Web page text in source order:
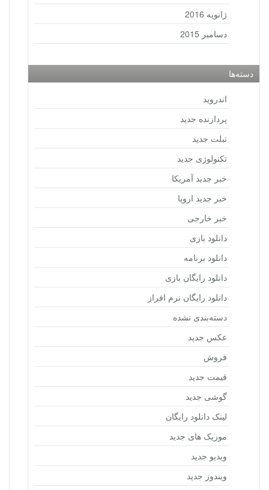
ژانویه 2016
دسامبر 2015
دسته‌ها
اندروید
پردازنده جدید
تبلت جدید
تکنولوژی جدید
خبر جدید آمریکا
خبر جدید اروپا
خبر خارجی
دانلود بازی
دانلود برنامه
دانلود رایگان بازی
دانلود رایگان نرم افراز
دسته‌بندی نشده
عکس جدید
فروش
قیمت جدید
گوشی جدید
لینک دانلود رایگان
موزیک های جدید
ویدیو جدید
ویندوز جدید